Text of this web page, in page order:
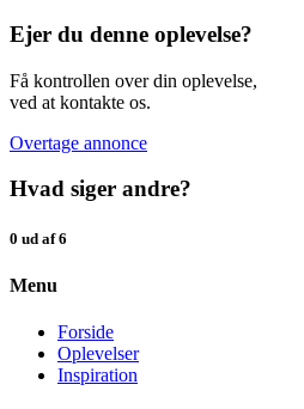
Ejer du denne oplevelse?
Få kontrollen over din oplevelse,
ved at kontakte os.
Overtage annonce
Hvad siger andre?
0 ud af 6
Menu
Forside
Oplevelser
Inspiration